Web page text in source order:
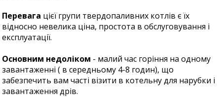
Перевага цієї групи твердопаливних котлів є їх
відносно невелика ціна, простота в обслуговування і
експлуатації.
Основним недоліком - малий час горіння на одному
завантаженні ( в середньому 4-8 годин), що
забезпечить вам часті візити в котельну для нарубки і
завантаження дрів.